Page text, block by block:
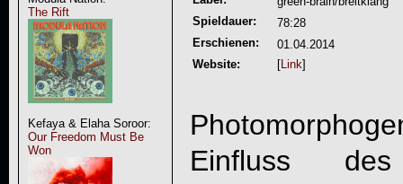
The Rift
Kefaya & Elaha Soroor:
Our Freedom Must Be
Won
Spieldauer:
78:28
Erschienen:
01.04.2014
Website:
[Link]
Einfluss